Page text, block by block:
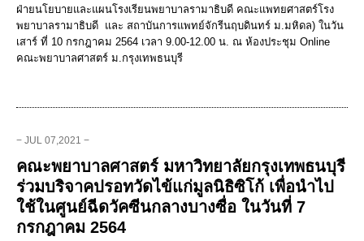
ฝ่ายนโยบายและแผนโรงเรียนพยาบาลรามาธิบดี คณะแพทยศาสตร์โรง
พยาบาลรามาธิบดี และ สถาบันการแพทย์จักรีนฤบดินทร์ ม.มหิดล) ในวัน
เสาร์ ที่ 10 กรกฎาคม 2564 เวลา 9.00-12.00 น. ณ ห้องประชุม Online
คณะพยาบาลศาสตร์ ม.กรุงเทพธนบุรี
− JUL 07,2021 −
คณะพยาบาลศาสตร์ มหาวิทยาลัยกรุงเทพธนบุรี
ร่วมบริจาคปรอทวัดไข้แก่มูลนิธิซิโก้ เพื่อนำไป
ใช้ในศูนย์ฉีดวัคซีนกลางบางซื่อ ในวันที่ 7
กรกฎาคม 2564